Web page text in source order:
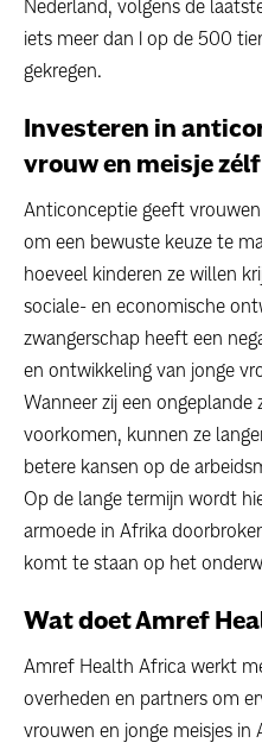
Nederland, volgens de
iets meer dan 1 op de 500
gekregen.
Investeren in
vrouw en meisje
Anticonceptie geeft
om een bewuste keuze te
hoeveel kinderen ze willen
sociale- en economische
zwangerschap heeft een
en ontwikkeling van jonge
Wanneer zij een ongeplande
voorkomen, kunnen ze
betere kansen op de
Op de lange termijn wordt
armoede in Afrika
komt te staan op het
Wat doet Amref
Amref Health Africa werkt
overheden en partners om
vrouwen en jonge meisjes